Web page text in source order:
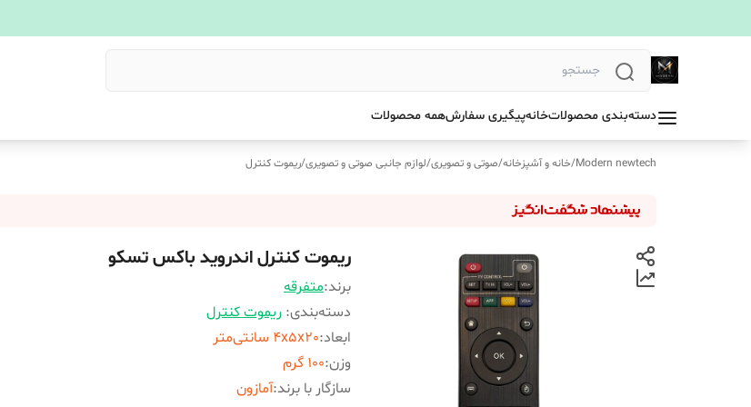
دسته‌بندی محصولاتخانهپیگیری سفارشهمه محصولات
Modern newtech
/خانه و آشپزخانه/صوتی و تصویری/لوازم جانبی صوتی و تصویری/ریموت کنترل
ریموت کنترل اندروید باکس تسکو
برند:متفرقه
دسته‌بندی: ریموت کنترل
ابعاد:4x5x20 سانتی‌متر
وزن:100 گرم
سازگار با برند:آمازون